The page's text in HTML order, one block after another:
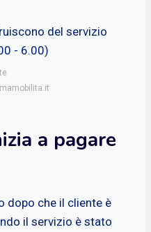
del servizio
- 6.00)
a pagare
dopo che il cliente è
il servizio è stato